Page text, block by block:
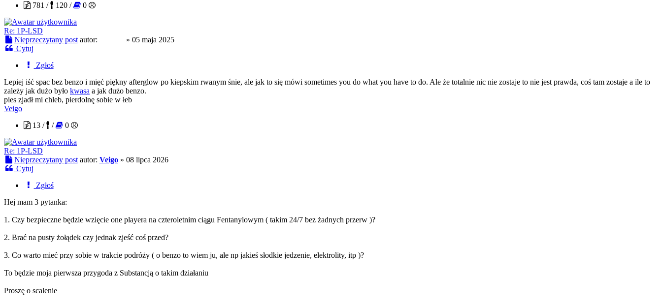
781 /
120 / 0
Re: 1P-LSD
Nieprzeczytany post autor: » 05 maja 2025
Cytuj
Zgłoś
Lepiej iść spac bez benzo i mięć piękny afterglow po kiepskim rwanym śnie, ale jak to się mówi sometimes you do what you have to do. Ale że totalnie nic nie zostaje to nie jest prawda, coś tam zostaje a ile to
zależy jak dużo było kwasa a jak dużo benzo.
pies zjadł mi chleb, pierdolnę sobie w łeb
Veigo
13 /
/ 0
Re: 1P-LSD
Nieprzeczytany post autor: Veigo» 08 lipca 2026
Cytuj
Zgłoś
Hej mam 3 pytanka:
1. Czy bezpieczne będzie wzięcie one playera na czteroletnim ciągu Fentanylowym ( takim 24/7 bez żadnych przerw )?
2. Brać na pusty żołądek czy jednak zjeść coś przed?
3. Co warto mieć przy sobie w trakcie podróży ( o benzo to wiem ju, ale np jakieś słodkie jedzenie, elektrolity, itp )?
To będzie moja pierwsza przygoda z Substancją o takim działaniu
Proszę o scalenie